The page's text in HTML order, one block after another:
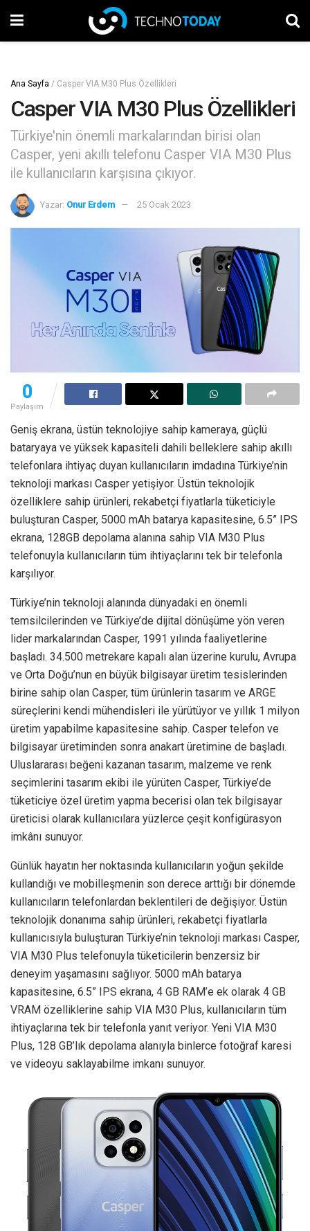
Ana Sayfa / Casper VIA M30 Plus Özellikleri
Casper VIA M30 Plus Özellikleri
Türkiye'nin önemli markalarından birisi olan
Casper, yeni akıllı telefonu Casper VIA M30 Plus
ile kullanıcıların karşısına çıkıyor.
Yazar: Onur Erdem 25 Ocak 2023
0
Paylaşım
Geniş ekrana, üstün teknolojiye sahip kameraya, güçlü
bataryaya ve yüksek kapasiteli dahili belleklere sahip akıllı
telefonlara ihtiyaç duyan kullanıcıların imdadına Türkiye’nin
teknoloji markası Casper yetişiyor. Üstün teknolojik
özelliklere sahip ürünleri, rekabetçi fiyatlarla tüketiciyle
buluşturan Casper, 5000 mAh batarya kapasitesine, 6.5” IPS
ekrana, 128GB depolama alanına sahip VIA M30 Plus
telefonuyla kullanıcıların tüm ihtiyaçlarını tek bir telefonla
karşılıyor.
Türkiye’nin teknoloji alanında dünyadaki en önemli
temsilcilerinden ve Türkiye’de dijital dönüşüme yön veren
lider markalarından Casper, 1991 yılında faaliyetlerine
başladı. 34.500 metrekare kapalı alan üzerine kurulu, Avrupa
ve Orta Doğu’nun en büyük bilgisayar üretim tesislerinden
birine sahip olan Casper, tüm ürünlerin tasarım ve ARGE
süreçlerini kendi mühendisleri ile yürütüyor ve yıllık 1 milyon
üretim yapabilme kapasitesine sahip. Casper telefon ve
bilgisayar üretiminden sonra anakart üretimine de başladı.
Uluslararası beğeni kazanan tasarım, malzeme ve renk
seçimlerini tasarım ekibi ile yürüten Casper, Türkiye’de
tüketiciye özel üretim yapma becerisi olan tek bilgisayar
üreticisi olarak kullanıcılara yüzlerce çeşit konfigürasyon
imkânı sunuyor.
Günlük hayatın her noktasında kullanıcıların yoğun şekilde
kullandığı ve mobilleşmenin son derece arttığı bir dönemde
kullanıcıların telefonlardan beklentileri de değişiyor. Üstün
teknolojik donanıma sahip ürünleri, rekabetçi fiyatlarla
kullanıcısıyla buluşturan Türkiye’nin teknoloji markası Casper,
VIA M30 Plus telefonuyla tüketicilerin benzersiz bir
deneyim yaşamasını sağlıyor. 5000 mAh batarya
kapasitesine, 6.5” IPS ekrana, 4 GB RAM’e ek olarak 4 GB
VRAM özelliklerine sahip VIA M30 Plus, kullanıcıların tüm
ihtiyaçlarına tek bir telefonla yanıt veriyor. Yeni VIA M30
Plus, 128 GB’lık depolama alanıyla binlerce fotoğraf karesi
ve videoyu saklayabilme imkanı sunuyor.